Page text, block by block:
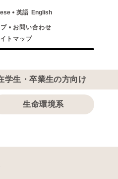
英語 English
お問い合わせ
トマップ
学生・卒業生の方向け
生命環境系